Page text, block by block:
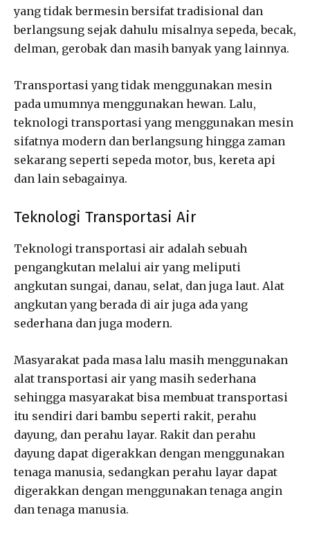
yang tidak bermesin bersifat tradisional dan
berlangsung sejak dahulu misalnya sepeda, becak,
delman, gerobak dan masih banyak yang lainnya.
Transportasi yang tidak menggunakan mesin
pada umumnya menggunakan hewan. Lalu,
teknologi transportasi yang menggunakan mesin
sifatnya modern dan berlangsung hingga zaman
sekarang seperti sepeda motor, bus, kereta api
dan lain sebagainya.
Teknologi Transportasi Air
Teknologi transportasi air adalah sebuah
pengangkutan melalui air yang meliputi
angkutan sungai, danau, selat, dan juga laut. Alat
angkutan yang berada di air juga ada yang
sederhana dan juga modern.
Masyarakat pada masa lalu masih menggunakan
alat transportasi air yang masih sederhana
sehingga masyarakat bisa membuat transportasi
itu sendiri dari bambu seperti rakit, perahu
dayung, dan perahu layar. Rakit dan perahu
dayung dapat digerakkan dengan menggunakan
tenaga manusia, sedangkan perahu layar dapat
digerakkan dengan menggunakan tenaga angin
dan tenaga manusia.